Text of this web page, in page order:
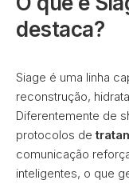
destaca?
Siage é uma linha
reconstrução,
Diferentemente de
protocolos de
comunicação
inteligentes, o que